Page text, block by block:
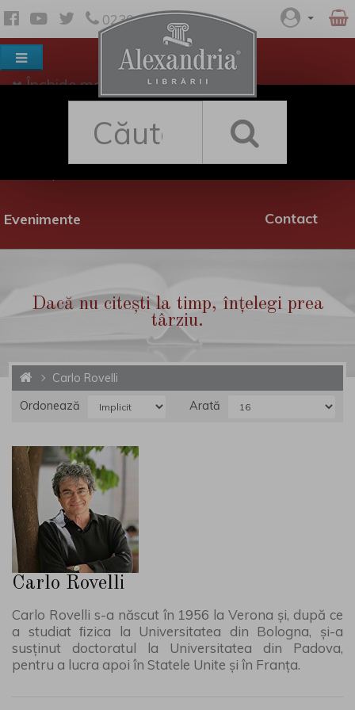
0230 530 342
Închide meniul
Evenimente
Rețea librării
Contact
Dacă nu citești la timp, înțelegi prea
târziu.
Carlo Rovelli
Ordonează
Arată
Carlo Rovelli
Carlo Rovelli s-a născut în 1956 la Verona şi, după ce
a studiat ﬁzica la Universitatea din Bologna, şi-a
susţinut doctoratul la Universitatea din Padova,
pentru a lucra apoi în Statele Unite şi în Franţa.